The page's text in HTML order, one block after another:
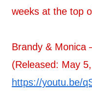
weeks at the top
Brandy & Monica
(Released: May
https://youtu.be/